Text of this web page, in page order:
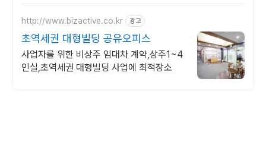
http://www.bizactive.co.kr 광고
초역세권 대형빌딩 공유오피스
사업자를 위한 비상주 임대차 계약,상주1~4
인실,초역세권 대형빌딩 사업에 최적장소